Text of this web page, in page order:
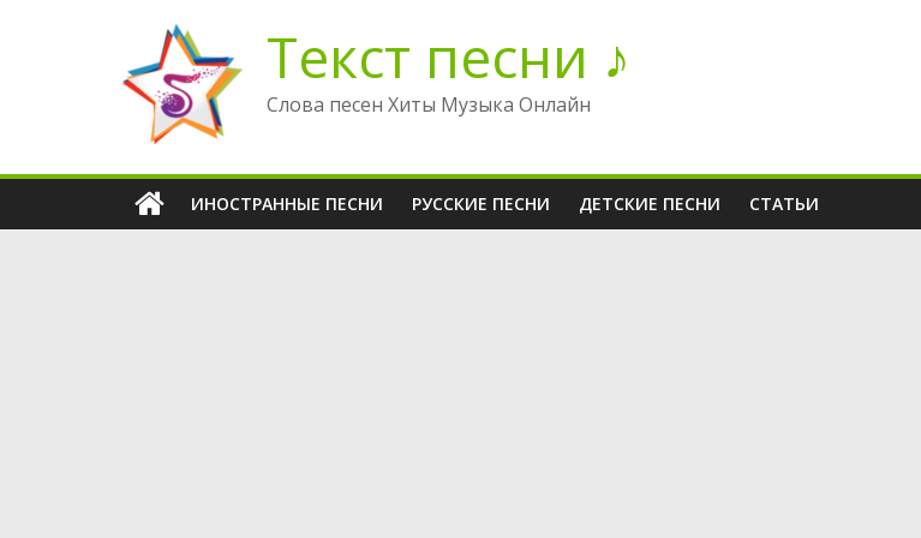
содержимому
Текст песни ♪
Слова песен Хиты Музыка Онлайн
ИНОСТРАННЫЕ ПЕСНИ РУССКИЕ ПЕСНИ ДЕТСКИЕ ПЕСНИ СТАТЬИ